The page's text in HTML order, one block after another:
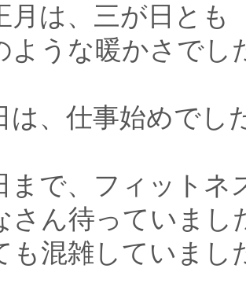
月は、三が日とも
ような暖かさでし
は、仕事始めでし
まで、フィットネ
さん待っていまし
も混雑していまし